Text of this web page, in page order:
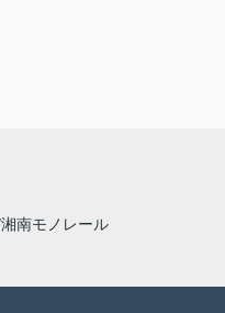
湘南モノレール